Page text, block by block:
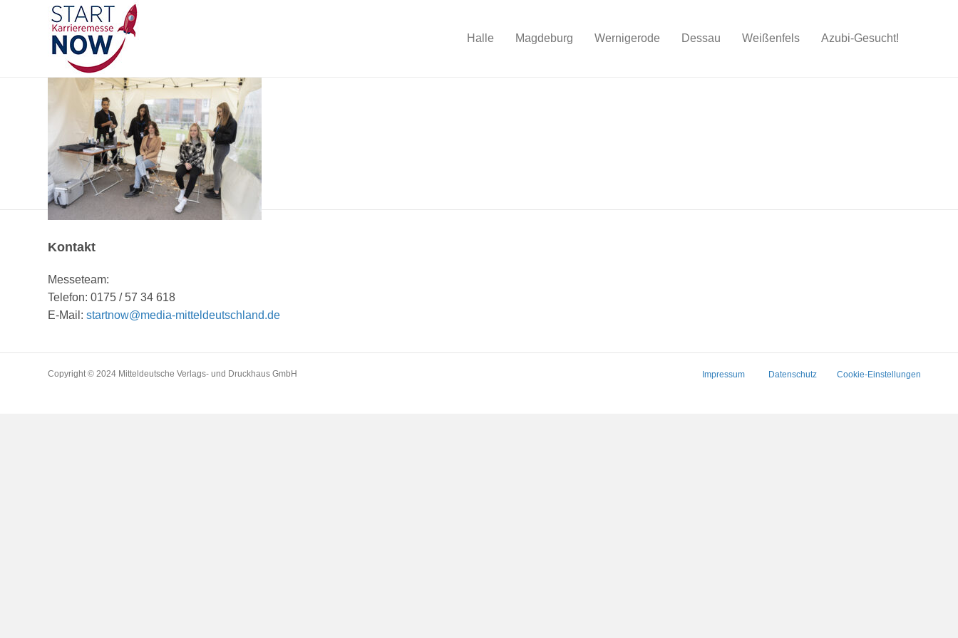
Halle Magdeburg Wernigerode Dessau Weißenfels Azubi-Gesucht!
Kontakt
Messeteam:
Telefon: 0175 / 57 34 618
E-Mail:startnow@media-mitteldeutschland.de
Copyright © 2024 Mitteldeutsche Verlags- und Druckhaus GmbH Impressum Datenschutz Cookie-Einstellungen